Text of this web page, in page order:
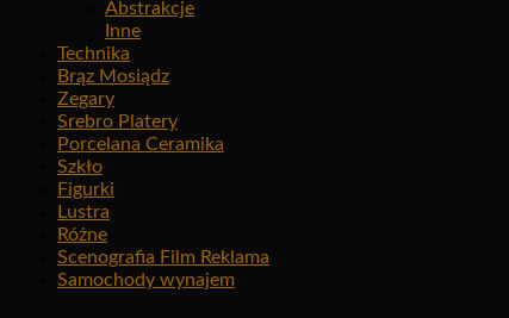
Abstrakcje
Inne
Technika
Brąz Mosiądz
Zegary
Srebro Platery
Porcelana Ceramika
Szkło
Figurki
Lustra
Różne
Scenografia Film Reklama
Samochody wynajem